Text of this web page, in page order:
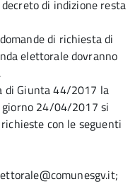
di indizione resta
di richiesta di
elettorale dovranno
di Giunta 44/2017 la
24/04/2017 si
con le seguenti
;